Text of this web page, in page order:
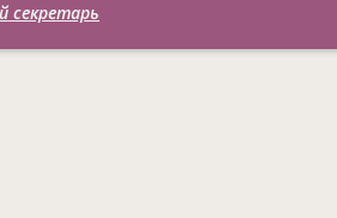
cекретарь